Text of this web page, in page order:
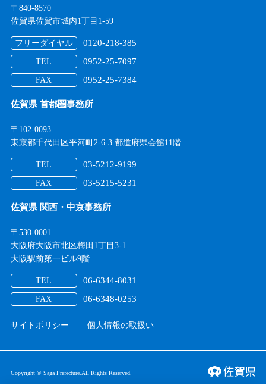
〒840-8570
佐賀県佐賀市城内1丁目1-59
フリーダイヤル 0120-218-385
TEL 0952-25-7097
FAX 0952-25-7384
佐賀県 首都圏事務所
〒102-0093
東京都千代田区平河町2-6-3 都道府県会館11階
TEL 03-5212-9199
FAX 03-5215-5231
佐賀県 関西・中京事務所
〒530-0001
大阪府大阪市北区梅田1丁目3-1
大阪駅前第一ビル9階
TEL 06-6344-8031
FAX 06-6348-0253
サイトポリシー | 個人情報の取扱い
Copyright © Saga Prefecture.All Rights Reserved.